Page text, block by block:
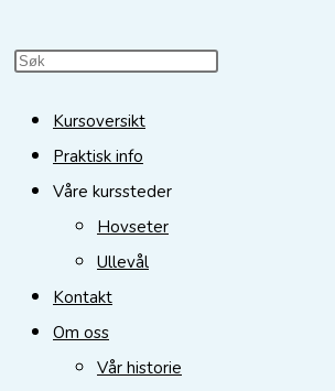
Search
website
Press
Kursoversikt
Praktisk info
Våre kurssteder
Hovseter
Ullevål
Kontakt
Om oss
Vår historie